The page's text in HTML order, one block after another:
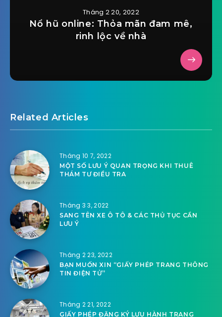
Tháng 2 20, 2022
Nổ hũ online: Thỏa mãn đam mê,
rinh lộc về nhà
Related Articles
Tháng 10 7, 2022
MỘT SỐ LƯU Ý QUAN TRỌNG KHI THUÊ
THÁM TƯ ĐIỀU TRA
Tháng 3 3, 2022
SANG TÊN XE Ô TÔ & CÁC THỦ TỤC CẦN
LƯU Ý
Tháng 2 23, 2022
BẠN MUỐN XIN “GIẤY PHÉP TRANG THÔNG
TIN ĐIỆN TỬ”
Tháng 2 21, 2022
GIẤY PHÉP ĐĂNG KÝ LƯU HÀNH TRANG